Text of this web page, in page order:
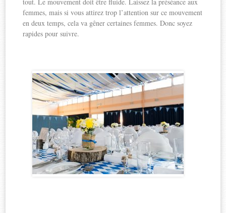
femmes, mais si vous attirez trop l’attention sur ce mouvement
en deux temps, cela va gêner certaines femmes. Donc soyez
rapides pour suivre.